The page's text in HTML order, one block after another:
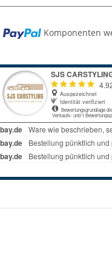
Komponenten